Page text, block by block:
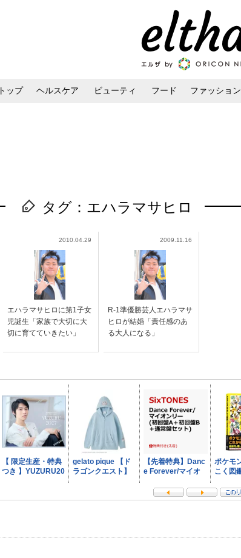
トップ ヘルスケア ビューティ フード ファッション
タグ：エハラマサヒロ
2010.04.29
エハラマサヒロに第1子女
児誕生「家族で大切に大
切に育てていきたい」
2009.11.16
R-1準優勝芸人エハラマサ
ヒロが結婚「責任感のあ
る大人になる」